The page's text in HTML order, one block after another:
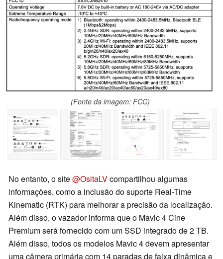
(Fonte da imagem: FCC)
No entanto, o site@OsitaLVcompartilhou algumas
informações, como a inclusão do suporte Real-Time
Kinematic (RTK) para melhorar a precisão da localização.
Além disso, o vazador informa que o Mavic 4 Cine
Premium será fornecido com um SSD integrado de 2 TB.
Além disso, todos os modelos Mavic 4 devem apresentar
uma câmera primária com 14 paradas de faixa dinâmica e